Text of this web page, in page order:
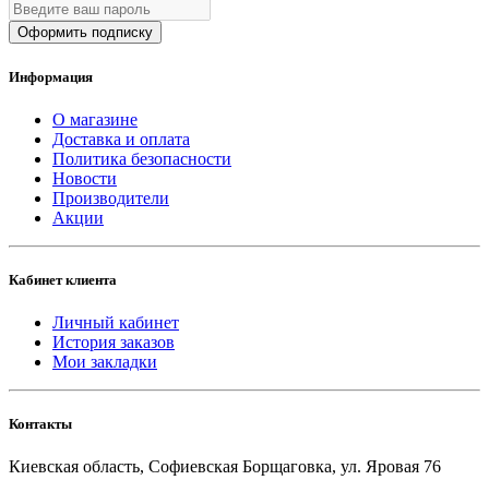
Оформить подписку
Информация
О магазине
Доставка и оплата
Политика безопасности
Новости
Производители
Акции
Кабинет клиента
Личный кабинет
История заказов
Мои закладки
Контакты
Киевская область, Софиевская Борщаговка, ул. Яровая 76